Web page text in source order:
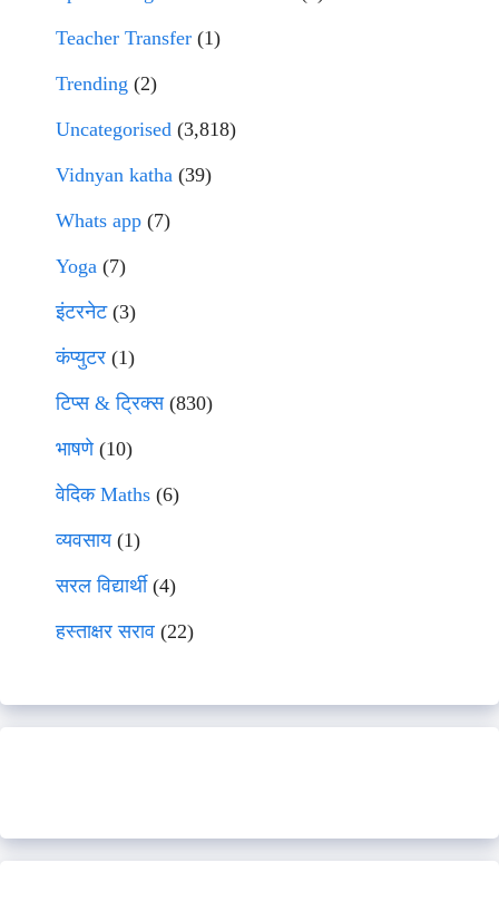
Teacher Transfer (1)
Trending (2)
Uncategorised (3,818)
Vidnyan katha (39)
Whats app (7)
Yoga (7)
इंटरनेट(3)
कंप्युटर (1)
टिप्स & ट्रिक्स(830)
भाषणे(10)
वेदिक Maths (6)
व्यवसाय(1)
सरल विद्यार्थी(4)
हस्ताक्षर सराव (22)